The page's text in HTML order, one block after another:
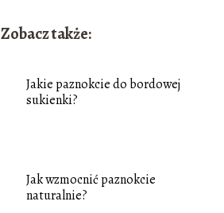
Zobacz także:
Jakie paznokcie do bordowej
sukienki?
Jak wzmocnić paznokcie
naturalnie?